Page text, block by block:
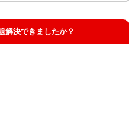
解決できましたか？